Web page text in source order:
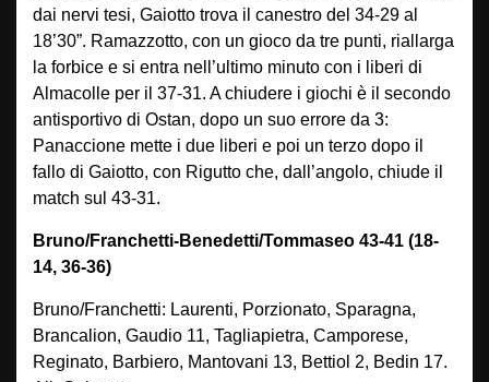
dai nervi tesi, Gaiotto trova il canestro del 34-29 al
18’30”. Ramazzotto, con un gioco da tre punti, riallarga
la forbice e si entra nell’ultimo minuto con i liberi di
Almacolle per il 37-31. A chiudere i giochi è il secondo
antisportivo di Ostan, dopo un suo errore da 3:
Panaccione mette i due liberi e poi un terzo dopo il
fallo di Gaiotto, con Rigutto che, dall’angolo, chiude il
match sul 43-31.
Bruno/Franchetti-Benedetti/Tommaseo 43-41 (18-
14, 36-36)
Bruno/Franchetti: Laurenti, Porzionato, Sparagna,
Brancalion, Gaudio 11, Tagliapietra, Camporese,
Reginato, Barbiero, Mantovani 13, Bettiol 2, Bedin 17.